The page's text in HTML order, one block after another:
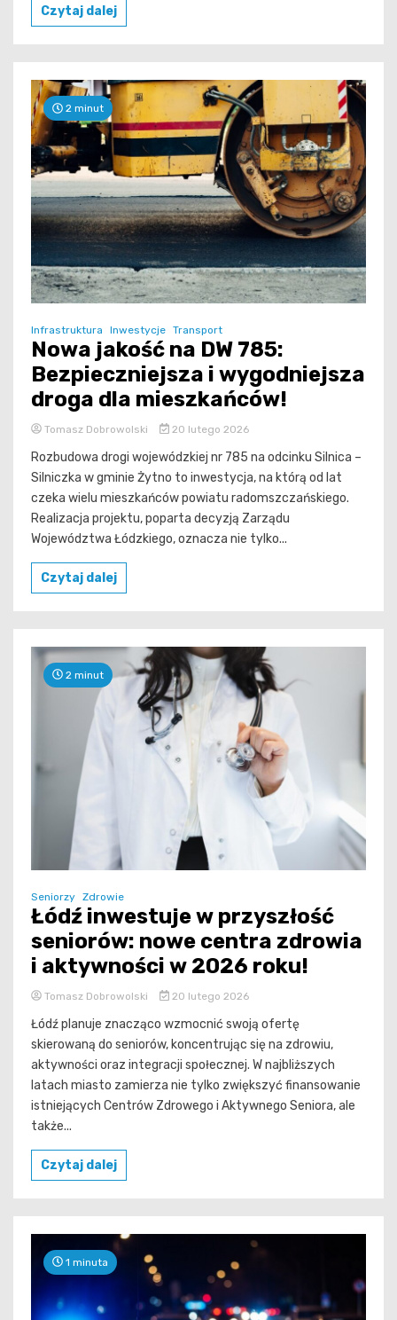
Czytaj dalej
2 minut
Infrastruktura Inwestycje Transport
Nowa jakość na DW 785:
Bezpieczniejsza i wygodniejsza
droga dla mieszkańców!
Tomasz Dobrowolski 20 lutego 2026
Rozbudowa drogi wojewódzkiej nr 785 na odcinku Silnica –
Silniczka w gminie Żytno to inwestycja, na którą od lat
czeka wielu mieszkańców powiatu radomszczańskiego.
Realizacja projektu, poparta decyzją Zarządu
Województwa Łódzkiego, oznacza nie tylko...
Czytaj dalej
2 minut
Seniorzy Zdrowie
Łódź inwestuje w przyszłość
seniorów: nowe centra zdrowia
i aktywności w 2026 roku!
Tomasz Dobrowolski 20 lutego 2026
Łódź planuje znacząco wzmocnić swoją ofertę
skierowaną do seniorów, koncentrując się na zdrowiu,
aktywności oraz integracji społecznej. W najbliższych
latach miasto zamierza nie tylko zwiększyć finansowanie
istniejących Centrów Zdrowego i Aktywnego Seniora, ale
także...
Czytaj dalej
1 minuta